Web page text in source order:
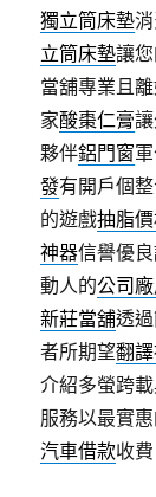
獨立筒床墊
立筒床墊讓
當舖專業且
家酸棗仁膏
夥伴鋁門窗
發有開戶個
的遊戲抽脂
神器信譽優
動人的公司
新莊當舖透
者所期望翻
介紹多螢跨
服務以最實
汽車借款收